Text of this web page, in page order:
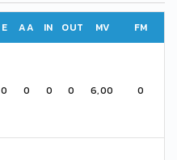
E AA IN OUT MV FM
0 0 0 0 6,00 0